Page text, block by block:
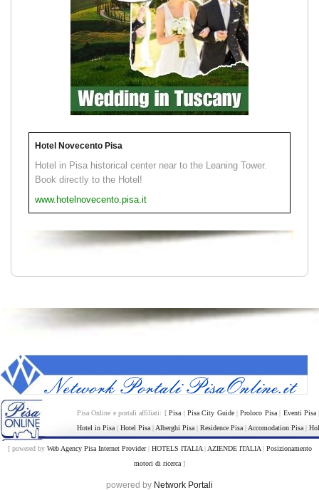
Hotel Novecento Pisa
Hotel in Pisa historical center near to the Leaning Tower.
Book directly to the Hotel!
www.hotelnovecento.pisa.it
Pisa Online e portali affiliati: [Pisa | Pisa City Guide|Proloco Pisa| Eventi Pisa
Hotel in Pisa | Hotel Pisa | Alberghi Pisa | Residence Pisa | Accomodation Pisa |
[ powered by Web Agency Pisa Internet Provider| HOTELS ITALIA| AZIENDE ITALIA| Posizionamento
motori di ricerca ]
powered by Network Portali